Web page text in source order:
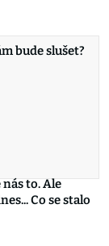
bude slušet?
to. Ale
Co se stalo